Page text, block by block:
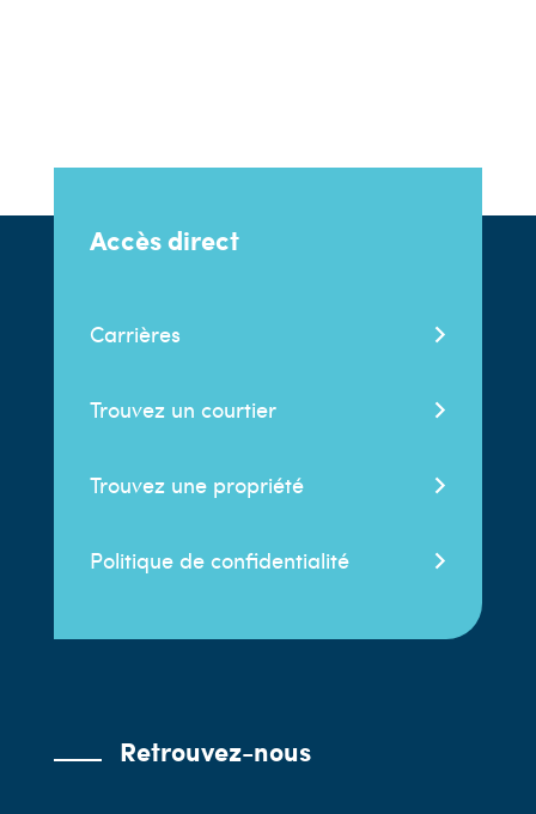
Accès direct
Carrières
Trouvez un courtier
Trouvez une propriété
Politique de confidentialité
Retrouvez-nous